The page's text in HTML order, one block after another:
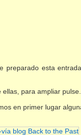
preparado esta
para ampliar pulse.
en primer lugar